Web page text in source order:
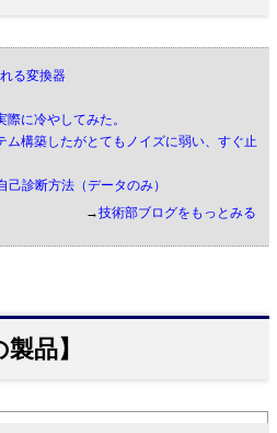
る変換器
に冷やしてみた。
ム構築したがとてもノイズに弱い、すぐ止
診断方法（データのみ）
→技術部ブログをもっとみる
品】